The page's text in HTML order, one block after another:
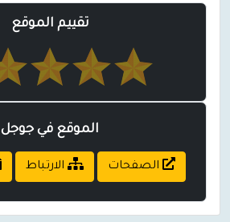
تقييم الموقع
الموقع في جوجل
الصفحات الارتباط